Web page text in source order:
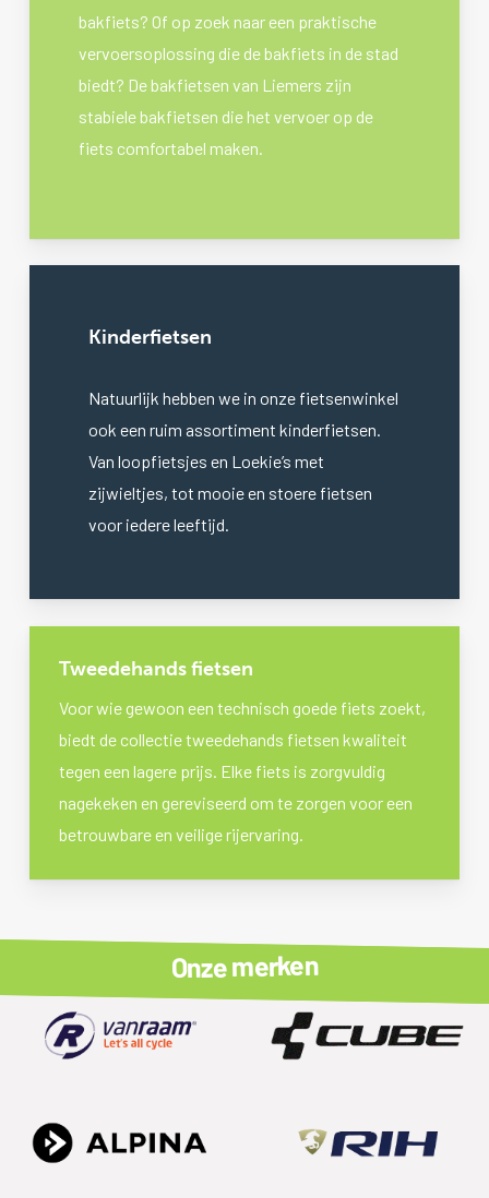
bakfiets? Of op zoek naar een praktische
vervoersoplossing die de bakfiets in de stad
biedt? De bakfietsen van Liemers zijn
stabiele bakfietsen die het vervoer op de
fiets comfortabel maken.
Kinderfietsen
Natuurlijk hebben we in onze fietsenwinkel
ook een ruim assortiment kinderfietsen.
Van loopfietsjes en Loekie’s met
zijwieltjes, tot mooie en stoere fietsen
voor iedere leeftijd.
Tweedehands fietsen
Voor wie gewoon een technisch goede fiets zoekt,
biedt de collectie tweedehands fietsen kwaliteit
tegen een lagere prijs. Elke fiets is zorgvuldig
nagekeken en gereviseerd om te zorgen voor een
betrouwbare en veilige rijervaring.
Onze merken